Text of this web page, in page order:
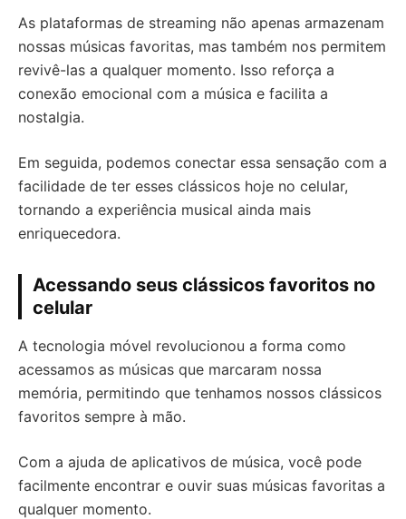
As plataformas de streaming não apenas armazenam
nossas músicas favoritas, mas também nos permitem
revivê-las a qualquer momento. Isso reforça a
conexão emocional com a música e facilita a
nostalgia.
Em seguida, podemos conectar essa sensação com a
facilidade de ter esses clássicos hoje no celular,
tornando a experiência musical ainda mais
enriquecedora.
Acessando seus clássicos favoritos no
celular
A tecnologia móvel revolucionou a forma como
acessamos as músicas que marcaram nossa
memória, permitindo que tenhamos nossos clássicos
favoritos sempre à mão.
Com a ajuda de aplicativos de música, você pode
facilmente encontrar e ouvir suas músicas favoritas a
qualquer momento.